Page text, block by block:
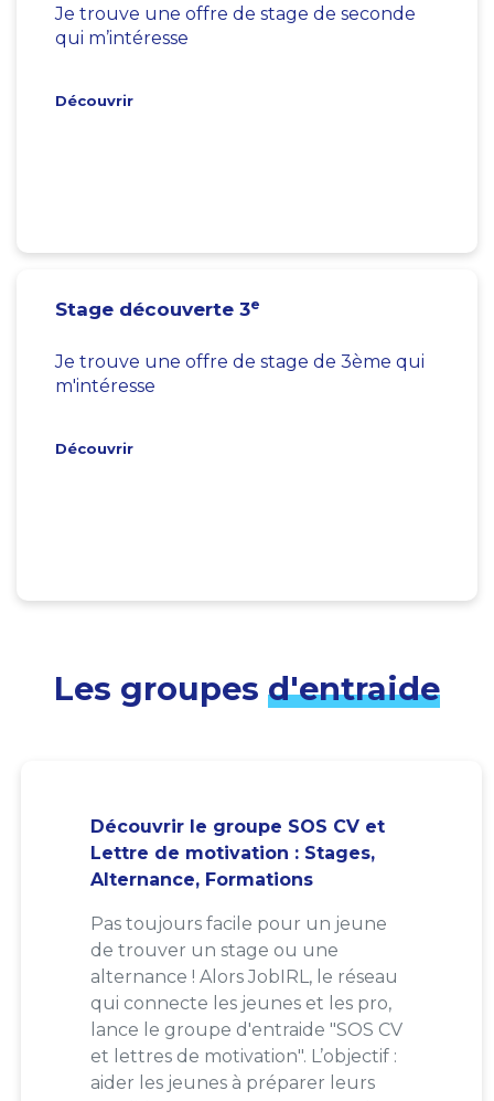
Je trouve une offre de stage de seconde
qui m’intéresse
Découvrir
Stage découverte 3e
Je trouve une offre de stage de 3ème qui
m'intéresse
Découvrir
Les groupes d'entraide
Découvrir le groupe SOS CV et
Lettre de motivation : Stages,
Alternance, Formations
Pas toujours facile pour un jeune
de trouver un stage ou une
alternance ! Alors JobIRL, le réseau
qui connecte les jeunes et les pro,
lance le groupe d'entraide "SOS CV
et lettres de motivation". L’objectif :
aider les jeunes à préparer leurs